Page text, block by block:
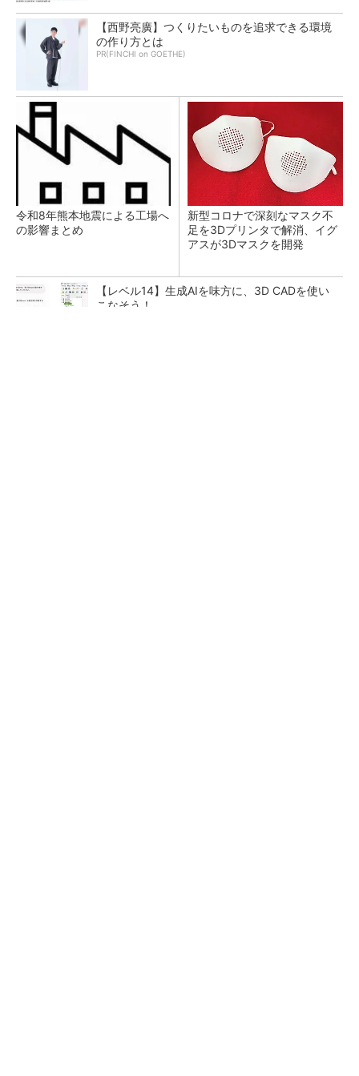
【西野亮廣】つくりたいものを追求できる環境
の作り方とは
PR(FINCHI on GOETHE)
令和8年熊本地震による工場へ
の影響まとめ
新型コロナで深刻なマスク不
足を3Dプリンタで解消、イグ
アスが3Dマスクを開発
【レベル14】生成AIを味方に、3D CADを使い
こなそう！